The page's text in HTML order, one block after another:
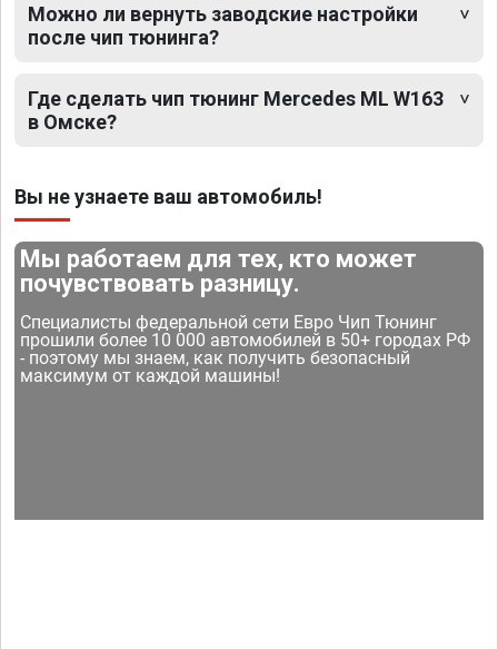
Можно ли вернуть заводские настройки
после чип тюнинга?
Где сделать чип тюнинг Mercedes ML W163
в Омске?
Вы не узнаете ваш автомобиль!
Мы работаем для тех, кто может
почувствовать разницу.
Специалисты федеральной сети Евро Чип Тюнинг
прошили более 10 000 автомобилей в 50+ городах РФ
- поэтому мы знаем, как получить безопасный
максимум от каждой машины!